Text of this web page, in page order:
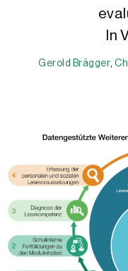
In
Gerold Brägger
Gerold Brägger
Publikationsliste
Vita Profil Leseexpertise